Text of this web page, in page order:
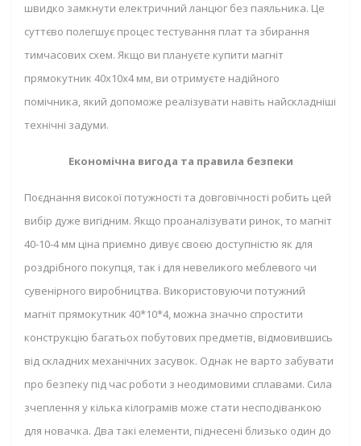
швидко замкнути електричний ланцюг без паяльника. Це
суттєво полегшує процес тестування плат та збирання
тимчасових схем. Якщо ви плануєте купити магніт
прямокутник 40х10х4 мм, ви отримуєте надійного
помічника, який допоможе реалізувати навіть найскладніші
технічні задуми.
Економічна вигода та правила безпеки
Поєднання високої потужності та довговічності робить цей
вибір дуже вигідним. Якщо проаналізувати ринок, то магніт
40-10-4 мм ціна приємно дивує своєю доступністю як для
роздрібного покупця, так і для невеликого меблевого чи
сувенірного виробництва. Використовуючи потужний
магніт прямокутник 40*10*4, можна значно спростити
конструкцію багатьох побутових предметів, відмовившись
від складних механічних засувок. Однак не варто забувати
про безпеку під час роботи з неодимовими сплавами. Сила
зчеплення у кілька кілограмів може стати несподіванкою
для новачка. Два такі елементи, піднесені близько один до